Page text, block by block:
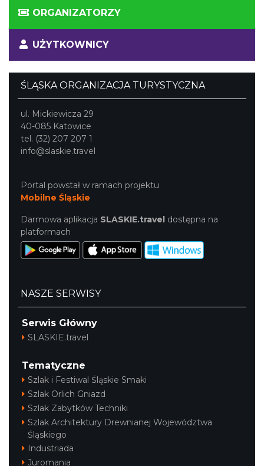
ORGANIZATORZY
UŻYTKOWNICY
ŚLĄSKA ORGANIZACJA TURYSTYCZNA
ul. Mickiewicza 29
40-085 Katowice
tel. (32) 207 207 1
info@slaskie.travel
Portal powstał w ramach projektu
Mobilne Śląskie
Darmowa aplikacja SLASKIE.travel dostępna na
platformach
NASZE SERWISY
Serwis Główny
SLASKIE.travel
Tematyczne
Szlak i Festiwal Śląskie Smaki
Szlak Orlich Gniazd
Szlak Zabytków Techniki
Szlak Architektury Drewnianej Województwa
Śląskiego
Industriada
Juromania